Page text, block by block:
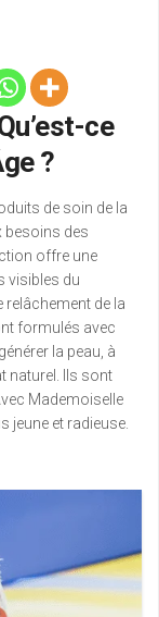
ce
?
de soin de la
besoins des
offre une
visibles du
relâchement de la
formulés avec
la peau, à
naturel. Ils sont
Mademoiselle
jeune et radieuse.